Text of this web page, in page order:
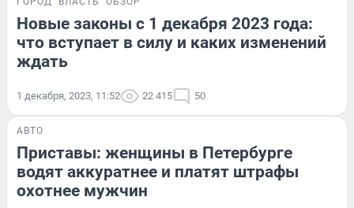
Новые законы с 1 декабря 2023 года:
что вступает в силу и каких изменений
ждать
1 декабря, 2023, 11:52 22 415 50
АВТО
Приставы: женщины в Петербурге
водят аккуратнее и платят штрафы
охотнее мужчин